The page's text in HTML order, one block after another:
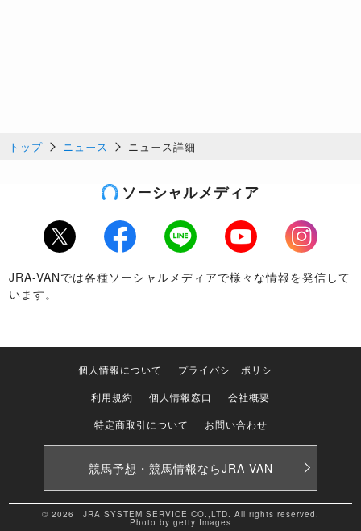
トップ ニュース ニュース詳細
ソーシャルメディア
Twitter Facebook LINE Youtube
Instagram
JRA-VANでは各種ソーシャルメディアで様々な情報を発信して
います。
個人情報について
プライバシーポリシー
利用規約
個人情報窓口
会社概要
特定商取引について
お問い合わせ
競馬予想・競馬情報ならJRA-VAN
© 2026 JRA SYSTEM SERVICE CO.,LTD. All rights reserved.
Photo by getty Images